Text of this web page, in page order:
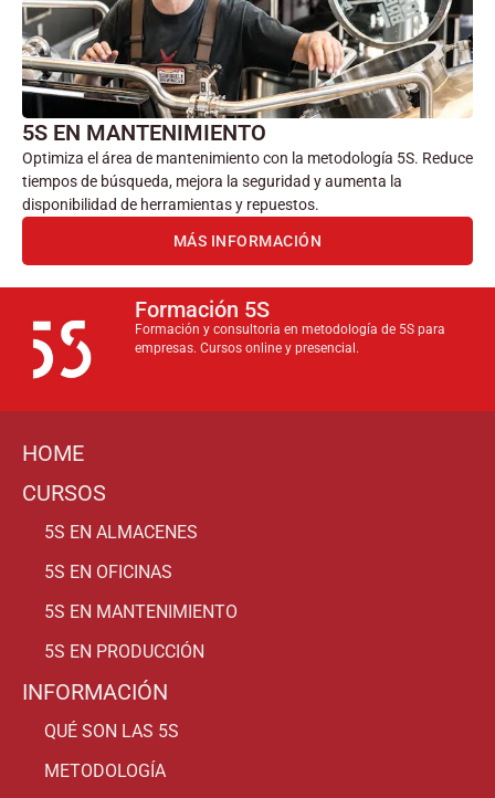
5S EN MANTENIMIENTO
Optimiza el área de mantenimiento con la metodología 5S. Reduce
tiempos de búsqueda, mejora la seguridad y aumenta la
disponibilidad de herramientas y repuestos.
MÁS INFORMACIÓN
Formación 5S
Formación y consultoria en metodología de 5S para
empresas. Cursos online y presencial.
HOME
CURSOS
5S EN ALMACENES
5S EN OFICINAS
5S EN MANTENIMIENTO
5S EN PRODUCCIÓN
INFORMACIÓN
QUÉ SON LAS 5S
METODOLOGÍA